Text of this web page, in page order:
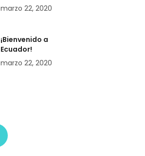
marzo 22, 2020
¡Bienvenido a
Ecuador!
marzo 22, 2020